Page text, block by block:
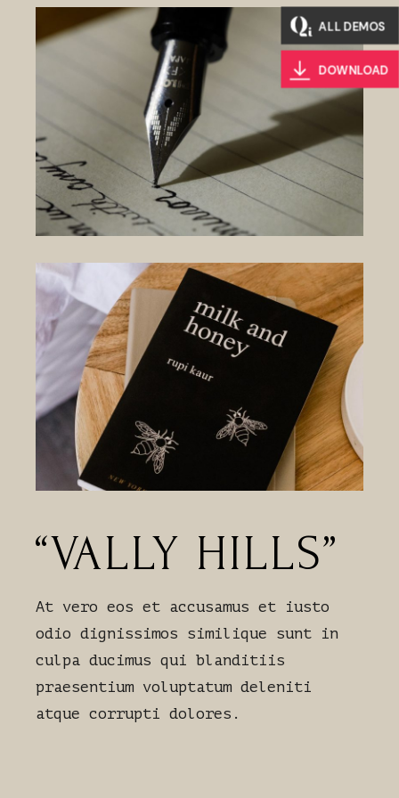
ALL DEMOS
DOWNLOAD
“VALLY HILLS”
At vero eos et accusamus et iusto
odio dignissimos similique sunt in
culpa ducimus qui blanditiis
praesentium voluptatum deleniti
atque corrupti dolores.